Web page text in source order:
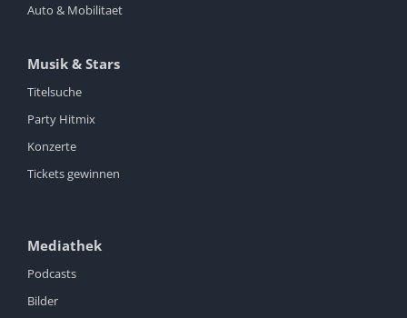
Auto & Mobilitaet
Musik & Stars
Titelsuche
Party Hitmix
Konzerte
Tickets gewinnen
Mediathek
Podcasts
Bilder